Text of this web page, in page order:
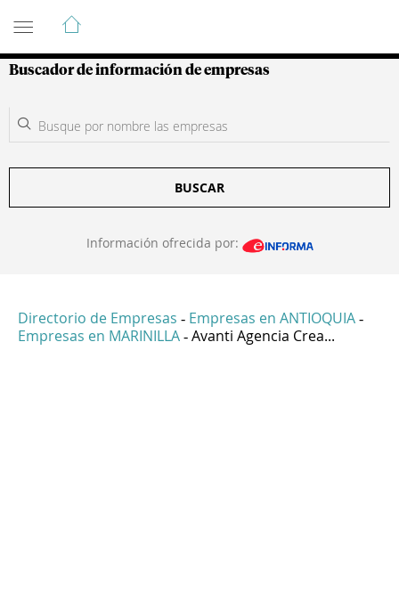
Guía de Empresas Colombianas
Buscador de información de empresas
BUSCAR
Información ofrecida por:
Directorio de Empresas - Empresas en ANTIOQUIA -
Empresas en MARINILLA - Avanti Agencia Crea...